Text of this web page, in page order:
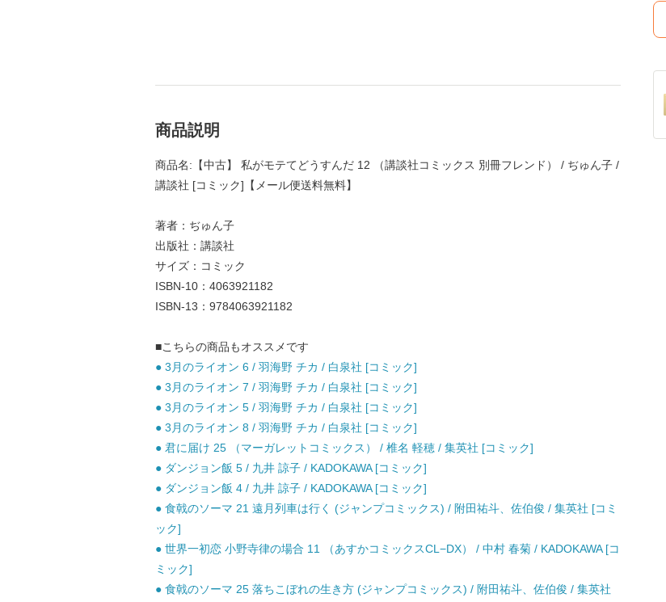
商品説明
商品名:【中古】 私がモテてどうすんだ 12 （講談社コミックス 別冊フレンド） / ぢゅん子 /
講談社 [コミック]【メール便送料無料】
著者：ぢゅん子
出版社：講談社
サイズ：コミック
ISBN-10：4063921182
ISBN-13：9784063921182
■こちらの商品もオススメです
● 3月のライオン 6 / 羽海野 チカ / 白泉社 [コミック]
● 3月のライオン 7 / 羽海野 チカ / 白泉社 [コミック]
● 3月のライオン 5 / 羽海野 チカ / 白泉社 [コミック]
● 3月のライオン 8 / 羽海野 チカ / 白泉社 [コミック]
● 君に届け 25 （マーガレットコミックス） / 椎名 軽穂 / 集英社 [コミック]
● ダンジョン飯 5 / 九井 諒子 / KADOKAWA [コミック]
● ダンジョン飯 4 / 九井 諒子 / KADOKAWA [コミック]
● 食戟のソーマ 21 遠月列車は行く (ジャンプコミックス) / 附田祐斗、佐伯俊 / 集英社 [コミ
ック]
● 世界一初恋 小野寺律の場合 11 （あすかコミックスCL−DX） / 中村 春菊 / KADOKAWA [コ
ミック]
● 食戟のソーマ 25 落ちこぼれの生き方 (ジャンプコミックス) / 附田祐斗、佐伯俊 / 集英社